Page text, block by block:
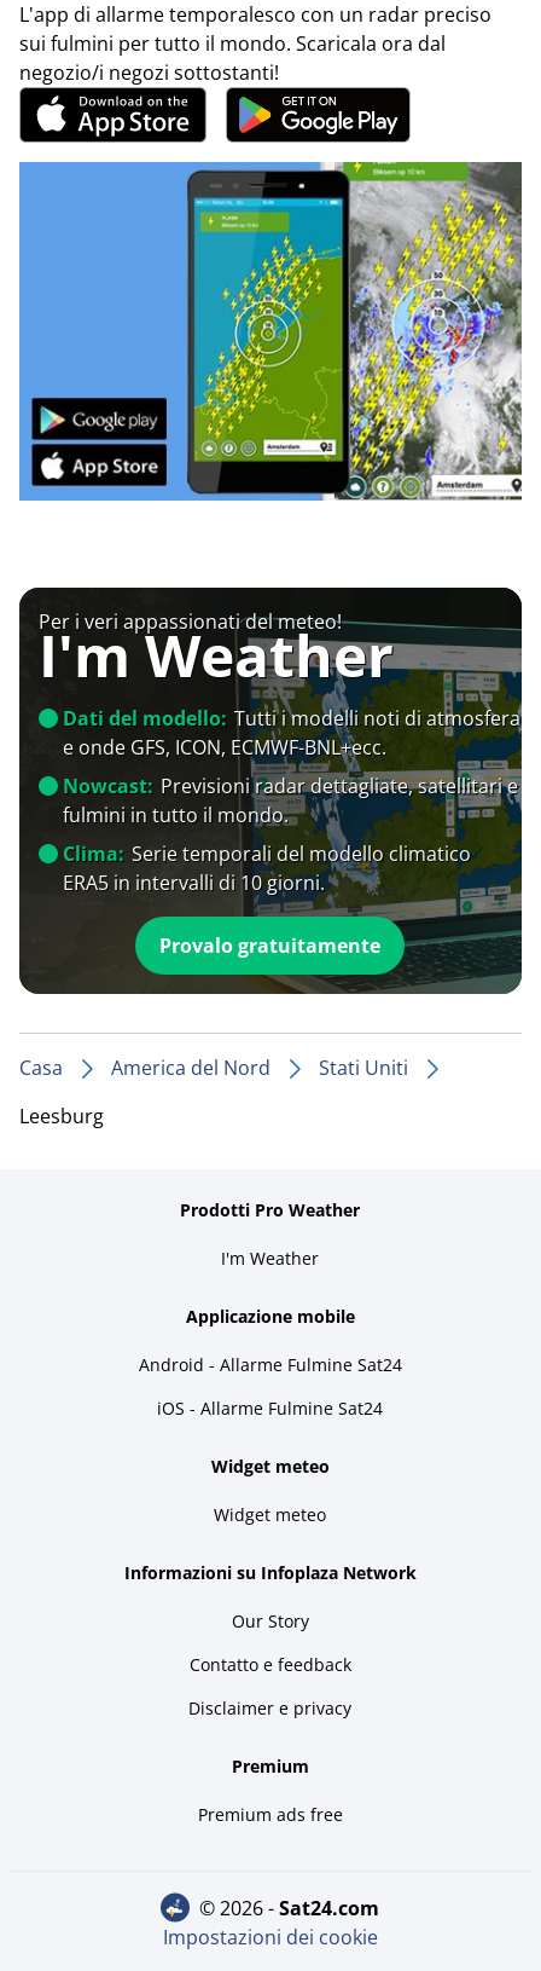
L'app di allarme temporalesco con un radar preciso
sui fulmini per tutto il mondo. Scaricala ora dal
negozio/i negozi sottostanti!
Per i veri appassionati del meteo!
I'm Weather
Dati del modello: Tutti i modelli noti di atmosfera
e onde GFS, ICON, ECMWF-BNL+ecc.
Nowcast: Previsioni radar dettagliate, satellitari e
fulmini in tutto il mondo.
Clima: Serie temporali del modello climatico
ERA5 in intervalli di 10 giorni.
Provalo gratuitamente
Casa America del Nord
Stati Uniti
Leesburg
Prodotti Pro Weather
I'm Weather
Applicazione mobile
Android - Allarme Fulmine Sat24
iOS - Allarme Fulmine Sat24
Widget meteo
Widget meteo
Informazioni su Infoplaza Network
Our Story
Contatto e feedback
Disclaimer e privacy
Premium
Premium ads free
© 2026 - sat24.com
Impostazioni dei cookie